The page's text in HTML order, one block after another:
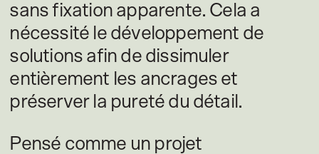
sans fixation apparente. Cela a
nécessité le développement de
solutions afin de dissimuler
entièrement les ancrages et
préserver la pureté du détail.
Pensé comme un projet